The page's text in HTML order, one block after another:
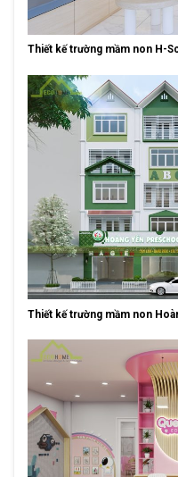
Thiết kế trường mầm non H-
Thiết kế trường mầm non